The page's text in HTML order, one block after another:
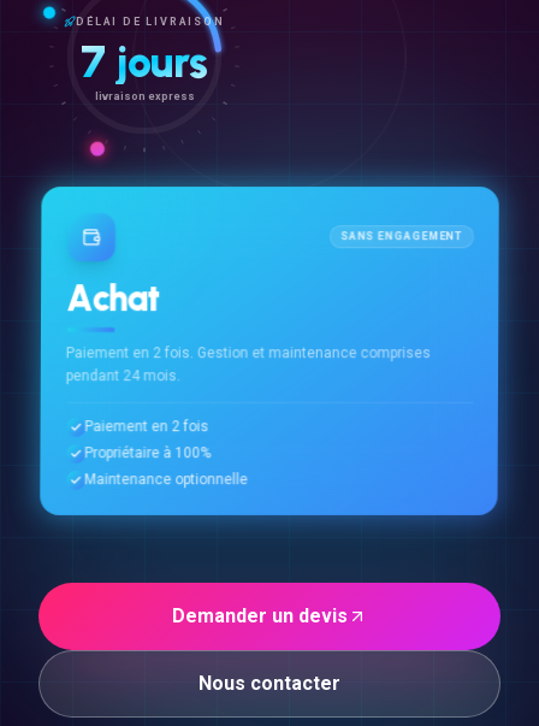
DÉLAI DE LIVRAISON
7 jours
livraison express
SANS ENGAGEMENT
Achat
Paiement en 2 fois. Gestion et maintenance comprises
pendant 24 mois.
Paiement en 2 fois
Propriétaire à 100%
Maintenance optionnelle
Demander un devis
Nous contacter